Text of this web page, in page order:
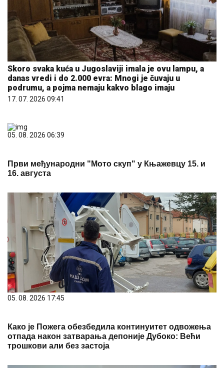
Skoro svaka kuća u Jugoslaviji imala je ovu lampu, a
danas vredi i do 2.000 evra: Mnogi je čuvaju u
podrumu, a pojma nemaju kakvo blago imaju
17. 07. 2026 09:41
05. 08. 2026 06:39
Први међународни "Мото скуп" у Књажевцу 15. и
16. августа
05. 08. 2026 17:45
Како је Пожега обезбедила континуитет одвожења
отпада након затварања депоније Дубоко: Већи
трошкови али без застоја